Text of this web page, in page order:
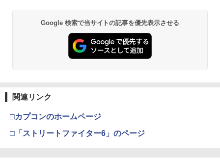
パイダーマン2 ツウジョウ]【MARVELC
orner】
【中古】PS5ソフト ドラゴンクエストVII
PS Vita 2000 アナログスティック・スラ
互換 黒 ブラック オリジナルウエス スラ
【中古】桃太郎電鉄15 五大ボンビー登
￥1,369
バイオハザード:デスアイランド スペシ
]
lu-ray】 [ 杉田智和 ]
￥6,446
Beast of Reincarnation -PS5 【特典】
プロダクトコード 封入
￥7,286
￥11,980
2
【純正品】Xbox ワイヤレス コントロー
ラー (ロボット ホワイト)
【純正品】Xbox ワイヤレス コントロー
【純正品】Xbox 充電式バッテリー + US
窩座再来 通常版 [DVD]
￥3,523
カー特典:【坤と離】二振りの剣、十翼よ
り来たる！スタジオ描き下ろしイラスト
ボード付) [Blu-ray]
Google 検索で当サイトの記事を優先表示させる
関連リンク
□カプコンのホームページ
□「ストリートファイター6」のページ